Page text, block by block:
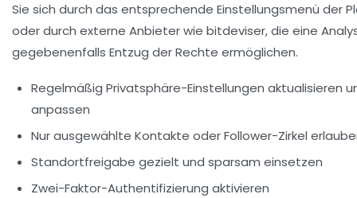
Sie sich durch das entsprechende Einstellungsmenü der
oder durch externe Anbieter wie bitdeviser, die eine
gegebenenfalls Entzug der Rechte ermöglichen.
Regelmäßig Privatsphäre-Einstellungen aktualisieren
anpassen
Nur ausgewählte Kontakte oder Follower-Zirkel
Standortfreigabe gezielt und sparsam einsetzen
Zwei-Faktor-Authentifizierung aktivieren